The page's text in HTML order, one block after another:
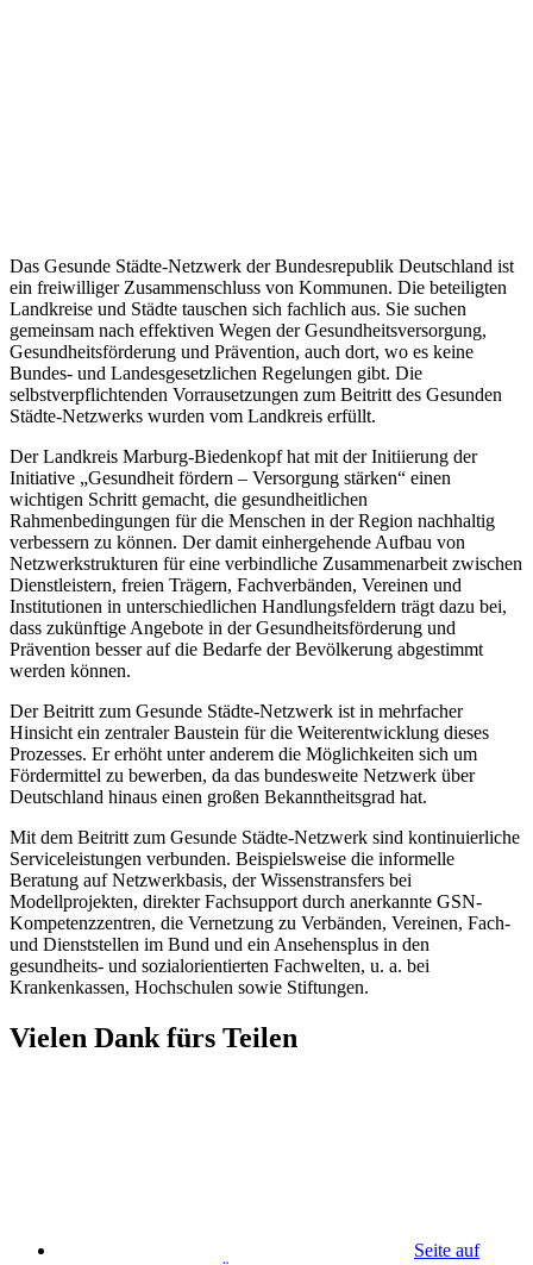
Das Gesunde Städte-Netzwerk der Bundesrepublik Deutschland ist
ein freiwilliger Zusammenschluss von Kommunen. Die beteiligten
Landkreise und Städte tauschen sich fachlich aus. Sie suchen
gemeinsam nach effektiven Wegen der Gesundheitsversorgung,
Gesundheitsförderung und Prävention, auch dort, wo es keine
Bundes- und Landesgesetzlichen Regelungen gibt. Die
selbstverpflichtenden Vorrausetzungen zum Beitritt des Gesunden
Städte-Netzwerks wurden vom Landkreis erfüllt.
Der Landkreis Marburg-Biedenkopf hat mit der Initiierung der
Initiative „Gesundheit fördern – Versorgung stärken“ einen
wichtigen Schritt gemacht, die gesundheitlichen
Rahmenbedingungen für die Menschen in der Region nachhaltig
verbessern zu können. Der damit einhergehende Aufbau von
Netzwerkstrukturen für eine verbindliche Zusammenarbeit zwischen
Dienstleistern, freien Trägern, Fachverbänden, Vereinen und
Institutionen in unterschiedlichen Handlungsfeldern trägt dazu bei,
dass zukünftige Angebote in der Gesundheitsförderung und
Prävention besser auf die Bedarfe der Bevölkerung abgestimmt
werden können.
Der Beitritt zum Gesunde Städte-Netzwerk ist in mehrfacher
Hinsicht ein zentraler Baustein für die Weiterentwicklung dieses
Prozesses. Er erhöht unter anderem die Möglichkeiten sich um
Fördermittel zu bewerben, da das bundesweite Netzwerk über
Deutschland hinaus einen großen Bekanntheitsgrad hat.
Mit dem Beitritt zum Gesunde Städte-Netzwerk sind kontinuierliche
Serviceleistungen verbunden. Beispielsweise die informelle
Beratung auf Netzwerkbasis, der Wissenstransfers bei
Modellprojekten, direkter Fachsupport durch anerkannte GSN-
Kompetenzzentren, die Vernetzung zu Verbänden, Vereinen, Fach-
und Dienststellen im Bund und ein Ansehensplus in den
gesundheits- und sozialorientierten Fachwelten, u. a. bei
Krankenkassen, Hochschulen sowie Stiftungen.
Vielen Dank fürs Teilen
Seite auf